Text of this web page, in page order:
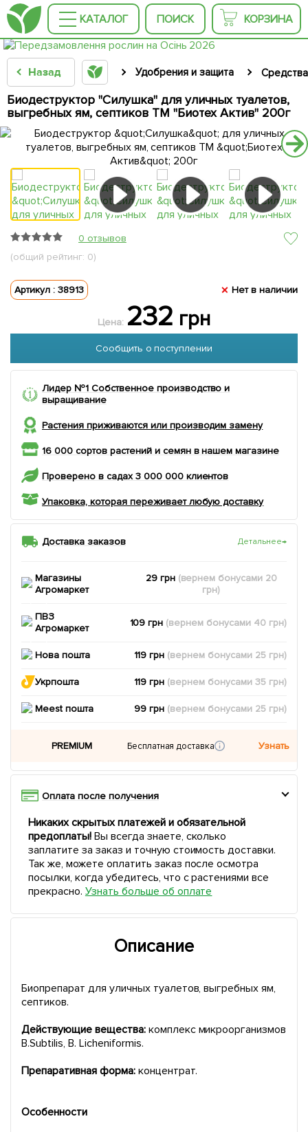
КАТАЛОГ ПОИСК КОРЗИНА
Назад Удобрения и защита
Биодеструктор "Силушка" для уличных туалетов,
выгребных ям, септиков ТМ "Биотех Актив" 200г
0 отзывов
(общий рейтинг: 0)
Артикул : 38913 Нет в наличии
Цена: 232 грн
Сообщить о поступлении
Лидер №1 Собственное производство и
выращивание
Растения приживаются или производим замену
16 000 сортов растений и семян в нашем магазине
Проверено в садах 3 000 000 клиентов
Упаковка, которая переживает любую доставку
Доставка заказов Детальнее→
Магазины
Агромаркет
29 грн (вернем бонусами 20
грн)
ПВЗ
Агромаркет
109 грн (вернем бонусами 40 грн)
Нова пошта 119 грн (вернем бонусами 25 грн)
Укрпошта 119 грн (вернем бонусами35 грн)
Meest пошта 99 грн (вернем бонусами 25 грн)
PREMIUM Бесплатная доставка Узнать
Оплата после получения
Никаких скрытых платежей и обязательной
предоплаты!Вы всегда знаете, сколько
заплатите за заказ и точную стоимость доставки.
Так же, можете оплатить заказ после осмотра
посылки, когда убедитесь, что с растениями все
прекрасно. Узнать больше об оплате
Описание
Биопрепарат для уличных туалетов, выгребных ям,
септиков.
Действующие вещества: комплекс микроорганизмов
B.Subtilis, B. Licheniformis.
Препаративная форма: концентрат.
Особенности